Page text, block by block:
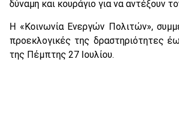
δύναμη και κουράγιο για να αντέξουν
Η «Κοινωνία Ενεργών Πολιτών»,
προεκλογικές της δραστηριότητες
της Πέμπτης 27 Ιουλίου.